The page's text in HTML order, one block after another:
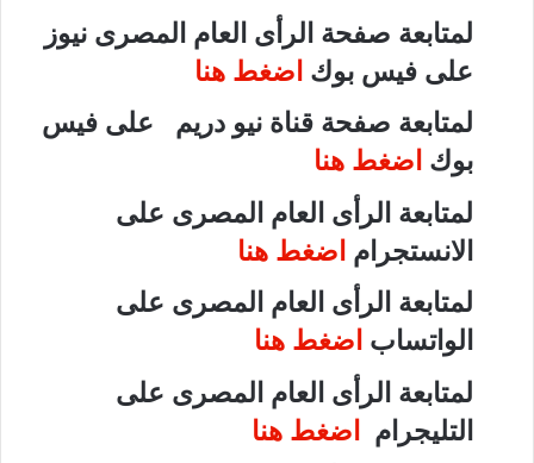
لمتابعة صفحة الرأى العام المصرى نيوز
على فيس بوك اضغط هنا
لمتابعة صفحة قناة نيو دريم على فيس
بوك اضغط هنا
لمتابعة الرأى العام المصرى على
الانستجرام اضغط هنا
لمتابعة الرأى العام المصرى على
الواتساب اضغط هنا
لمتابعة الرأى العام المصرى على
التليجرام اضغط هنا